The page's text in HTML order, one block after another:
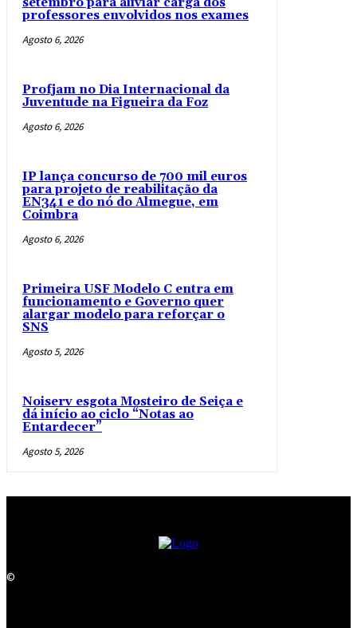
professores envolvidos nos exames
Agosto 6, 2026
Profjam no Dia Internacional da
Juventude na Figueira da Foz
Agosto 6, 2026
IP lança concurso de 700 mil euros
para projeto de reabilitação da
EN341 e do nó do Almegue, em
Coimbra
Agosto 6, 2026
Primeira USF Modelo C entra em
funcionamento e Governo quer
alargar modelo para reforçar o
SNS
Agosto 5, 2026
Noiserv esgota Mosteiro de Seiça e
dá início ao ciclo “Notas ao
Entardecer”
Agosto 5, 2026
©